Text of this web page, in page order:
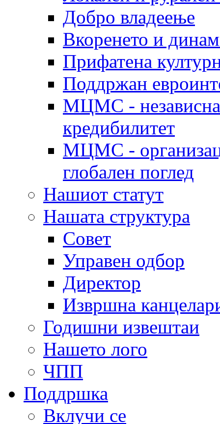
Добро владеење
Вкоренето и
Прифатена
Поддржан
МЦМС - независна
кредибилитет
МЦМС -
глобален поглед
Нашиот статут
Нашата структура
Совет
Управен одбор
Директор
Извршна
Годишни извештаи
Нашето лого
ЧПП
Поддршка
Вклучи се